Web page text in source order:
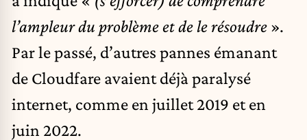
l’ampleur du problème et de le résoudre ».
Par le passé, d’autres pannes émanant
de Cloudfare avaient déjà paralysé
internet, comme en juillet 2019 et en
juin 2022.